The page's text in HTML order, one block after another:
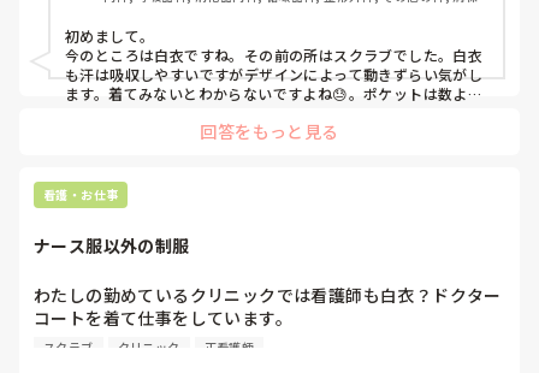
初めまして。
今のところは白衣ですね。その前の所はスクラブでした。白衣
も汗は吸収しやすいですがデザインによって動きずらい気がし
ます。着てみないとわからないですよね😓。ポケットは数より
回答をもっと見る
看護・お仕事
ナース服以外の制服
わたしの勤めているクリニックでは看護師も白衣？ドクター
コートを着て仕事をしています。
動きにくさや中に着る服装を考える手間もあり、ナース服が
スクラブ クリニック 正看護師